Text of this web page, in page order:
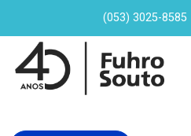
(053) 3025-8585